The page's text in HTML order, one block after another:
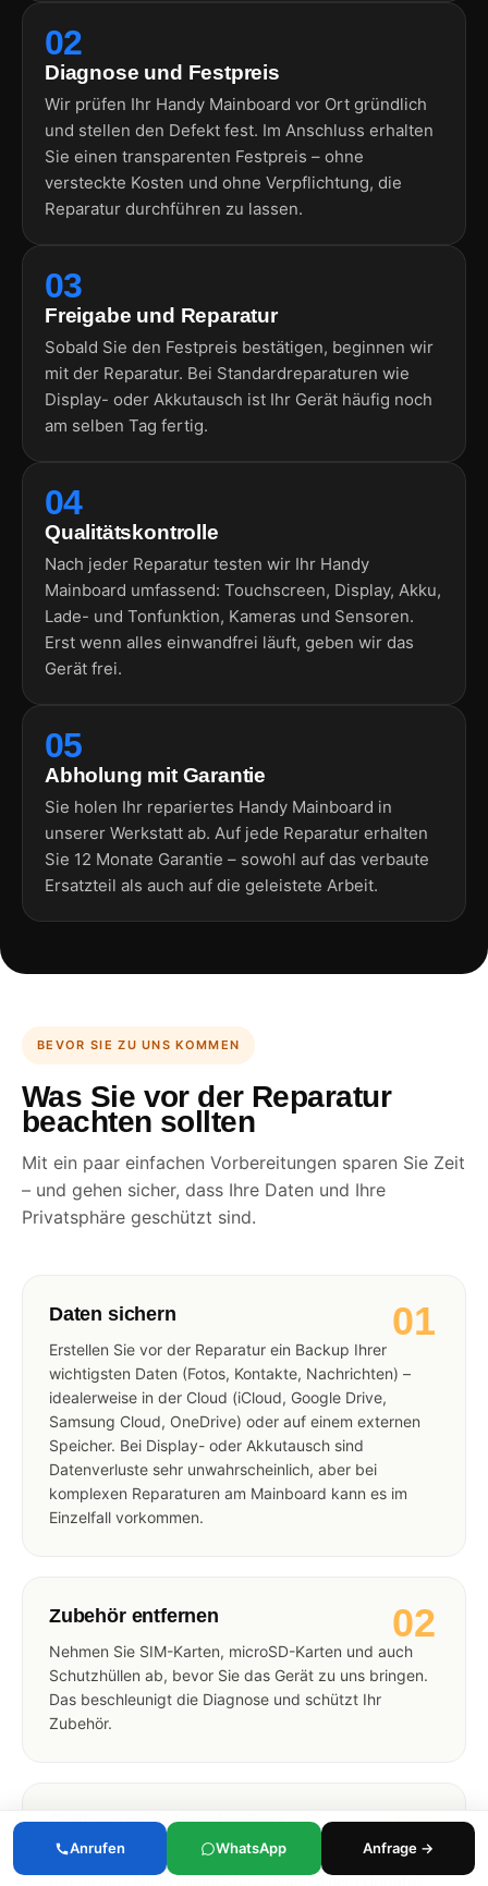
02
Diagnose und Festpreis
Wir prüfen Ihr Handy Mainboard vor Ort gründlich
und stellen den Defekt fest. Im Anschluss erhalten
Sie einen transparenten Festpreis – ohne
versteckte Kosten und ohne Verpflichtung, die
Reparatur durchführen zu lassen.
03
Freigabe und Reparatur
Sobald Sie den Festpreis bestätigen, beginnen wir
mit der Reparatur. Bei Standardreparaturen wie
Display- oder Akkutausch ist Ihr Gerät häufig noch
am selben Tag fertig.
04
Qualitätskontrolle
Nach jeder Reparatur testen wir Ihr Handy
Mainboard umfassend: Touchscreen, Display, Akku,
Lade- und Tonfunktion, Kameras und Sensoren.
Erst wenn alles einwandfrei läuft, geben wir das
Gerät frei.
05
Abholung mit Garantie
Sie holen Ihr repariertes Handy Mainboard in
unserer Werkstatt ab. Auf jede Reparatur erhalten
Sie 12 Monate Garantie – sowohl auf das verbaute
Ersatzteil als auch auf die geleistete Arbeit.
BEVOR SIE ZU UNS KOMMEN
Was Sie vor der Reparatur
beachten sollten
Mit ein paar einfachen Vorbereitungen sparen Sie Zeit
– und gehen sicher, dass Ihre Daten und Ihre
Privatsphäre geschützt sind.
01
Daten sichern
Erstellen Sie vor der Reparatur ein Backup Ihrer
wichtigsten Daten (Fotos, Kontakte, Nachrichten) –
idealerweise in der Cloud (iCloud, Google Drive,
Samsung Cloud, OneDrive) oder auf einem externen
Speicher. Bei Display- oder Akkutausch sind
Datenverluste sehr unwahrscheinlich, aber bei
komplexen Reparaturen am Mainboard kann es im
Einzelfall vorkommen.
02
Zubehör entfernen
Nehmen Sie SIM-Karten, microSD-Karten und auch
Schutzhüllen ab, bevor Sie das Gerät zu uns bringen.
Das beschleunigt die Diagnose und schützt Ihr
Zubehör.
03
Fehler genau beschreiben
Je präziser Sie das Problem schildern können (Wann
tritt es auf? Nach einem Sturz? Nach einem Update?
Anrufen WhatsApp Anfrage →